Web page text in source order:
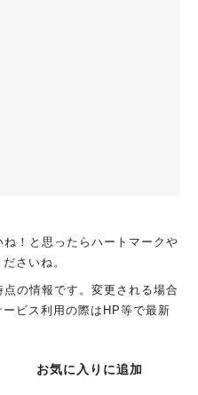
！と思ったらハートマークや
さいね。
の情報です。変更される場合
ビス利用の際はHP等で最新
お気に入りに追加